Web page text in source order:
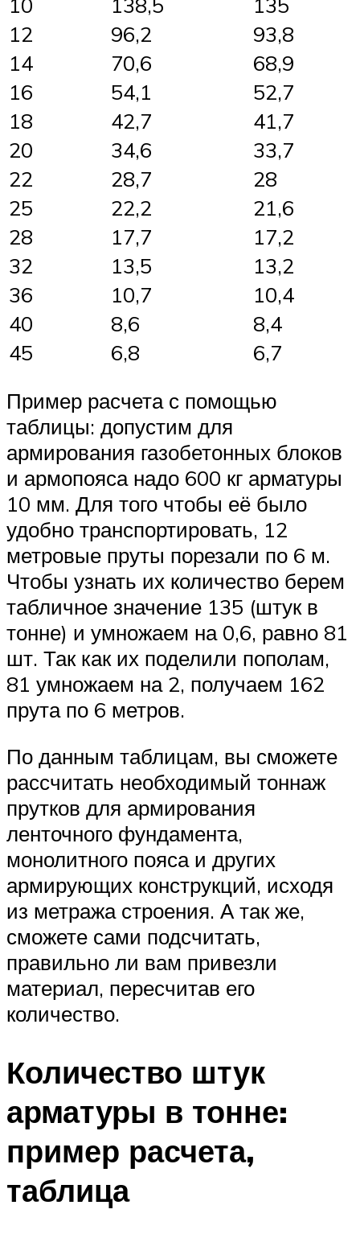
12
96,2
93,8
14
70,6
68,9
16
54,1
52,7
18
42,7
41,7
20
34,6
33,7
22
28,7
28
25
22,2
21,6
28
17,7
17,2
32
13,5
13,2
36
10,7
10,4
40
8,6
8,4
45
6,8
6,7
Пример расчета с помощью
таблицы: допустим для
армирования газобетонных блоков
и армопояса надо 600 кг арматуры
10 мм. Для того чтобы её было
удобно транспортировать, 12
метровые пруты порезали по 6 м.
Чтобы узнать их количество берем
табличное значение 135 (штук в
тонне) и умножаем на 0,6, равно 81
шт. Так как их поделили пополам,
81 умножаем на 2, получаем 162
прута по 6 метров.
По данным таблицам, вы сможете
рассчитать необходимый тоннаж
прутков для армирования
ленточного фундамента,
монолитного пояса и других
армирующих конструкций, исходя
из метража строения. А так же,
сможете сами подсчитать,
правильно ли вам привезли
материал, пересчитав его
количество.
Количество штук
арматуры в тонне:
пример расчета,
таблица